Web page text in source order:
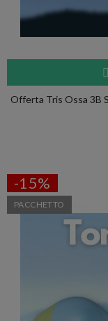
Offerta Tris Ossa 3B
-15%
PACCHETTO